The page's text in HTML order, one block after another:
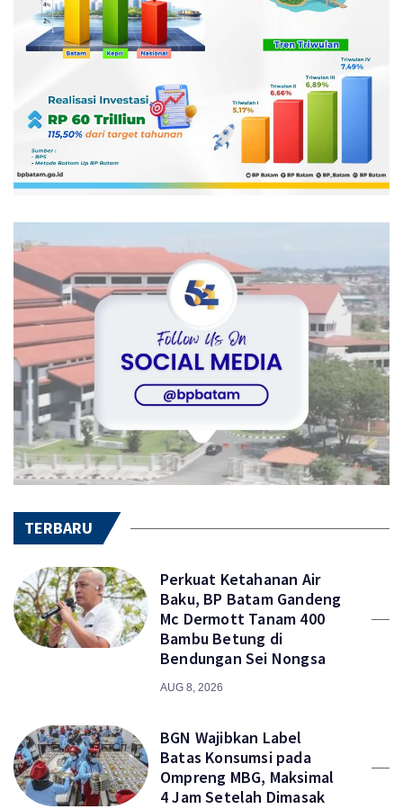
TERBARU
Perkuat Ketahanan Air
Baku, BP Batam Gandeng
Mc Dermott Tanam 400
Bambu Betung di
Bendungan Sei Nongsa
AUG 8, 2026
BGN Wajibkan Label
Batas Konsumsi pada
Ompreng MBG, Maksimal
4 Jam Setelah Dimasak